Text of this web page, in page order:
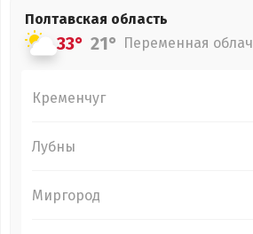
Полтавская область
33° 21° Переменная
Кременчуг
Лубны
Миргород